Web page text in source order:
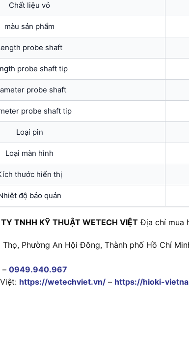
Chất liệu vỏ
màu sản phẩm
probe shaft
probe shaft tip
probe shaft
probe shaft tip
Loại pin
Loại màn hình
thước hiển thị
độ bảo quản
TNHH KỸ THUẬT WETECH VIỆTĐịa chỉ mua
Phường An Hội Đông, Thành phố Hồ Chí
– 0949.940.967
https://wetechviet.vn/ – https://hioki-